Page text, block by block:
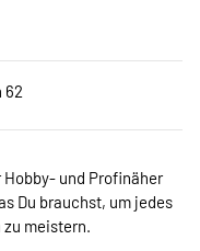
62
und Profinäher
Du brauchst, um jedes
meistern.